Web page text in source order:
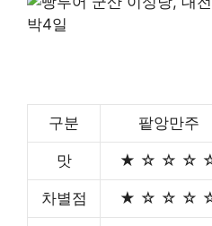
구분 팥앙만주
맛 ★ ☆ ☆ ☆
차별점 ★ ☆ ☆ ☆